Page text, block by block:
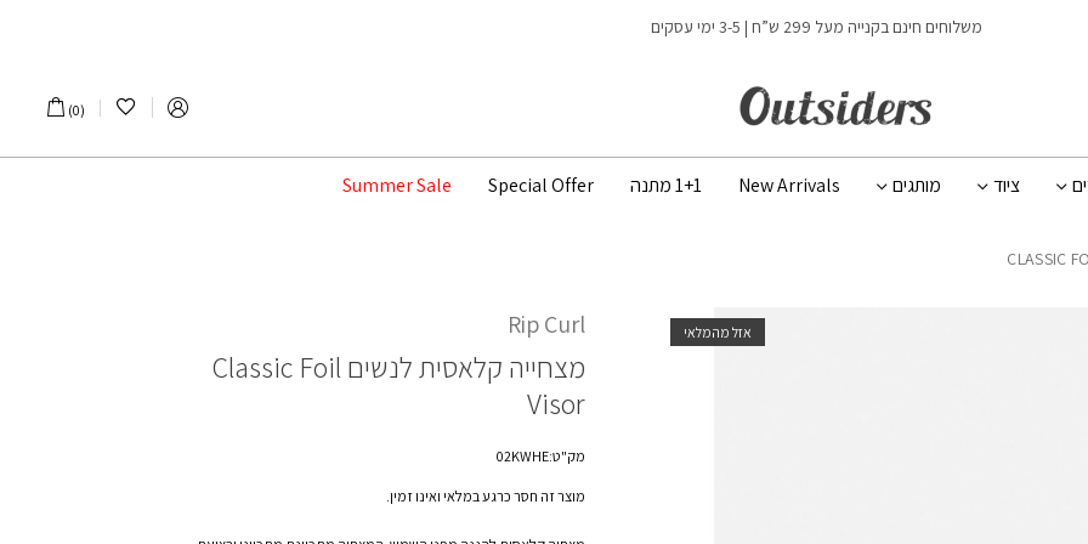
משלוחים חינם בקנייה מעל 299 ש”ח | 3-5 ימי עסקים
הרשימה שלי
0
ציוד מותגים New Arrivals 1+1 מתנה Special Offer
Summer Sale
Rip Curl
מצחייה קלאסית לנשים Classic Foil
Visor
מק"ט:02KWHE
מוצר זה חסר כרגע במלאי ואינו זמין.
אזל מהמלאי